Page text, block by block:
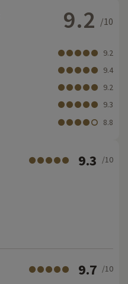
9.2 /10
9.2
9.4
9.2
9.3
8.8
9.3 /10
9.7 /10